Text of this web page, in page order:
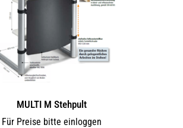
MULTI M Stehpult
Für Preise bitte einloggen